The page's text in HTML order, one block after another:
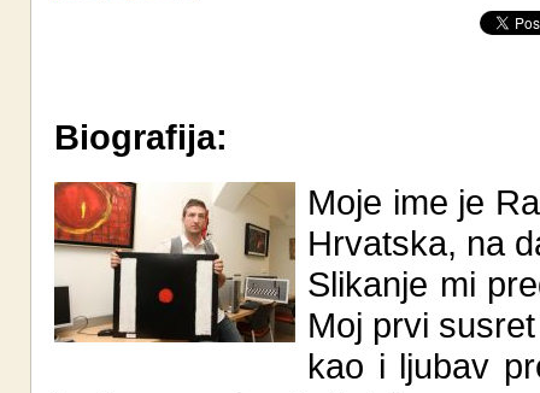
Biografija:
Moje ime je
Hrvatska, na
Slikanje mi
Moj prvi
kao i ljubav